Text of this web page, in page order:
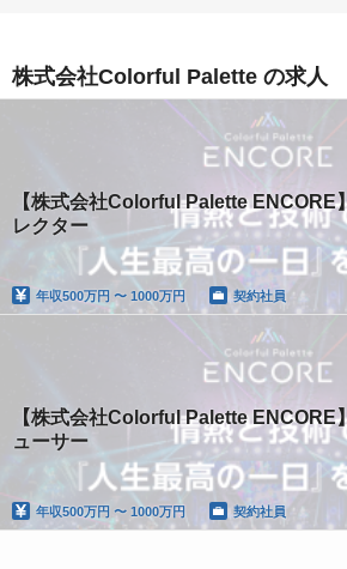
株式会社Colorful Palette の求人
【株式会社Colorful Palette ENCORE
レクター
年収500万円 〜 1000万円 契約社員
【株式会社Colorful Palette ENCORE
ューサー
年収500万円 〜 1000万円 契約社員